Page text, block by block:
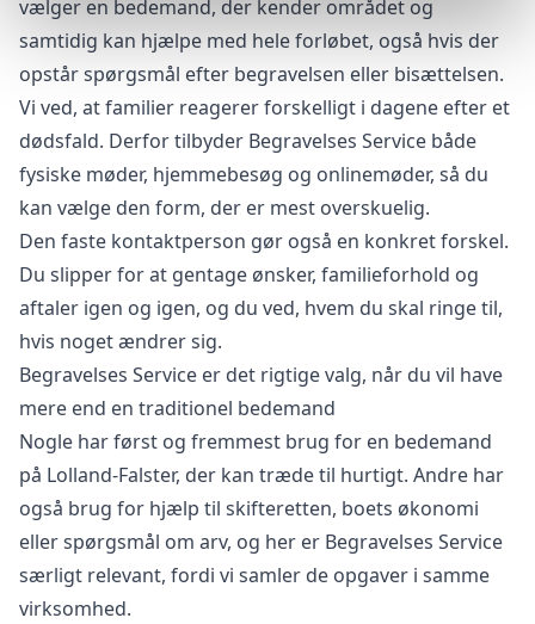
vælger en bedemand, der kender området og
samtidig kan hjælpe med hele forløbet, også hvis der
opstår spørgsmål efter begravelsen eller bisættelsen.
Vi ved, at familier reagerer forskelligt i dagene efter et
dødsfald. Derfor tilbyder Begravelses Service både
fysiske møder, hjemmebesøg og onlinemøder, så du
kan vælge den form, der er mest overskuelig.
Den faste kontaktperson gør også en konkret forskel.
Du slipper for at gentage ønsker, familieforhold og
aftaler igen og igen, og du ved, hvem du skal ringe til,
hvis noget ændrer sig.
Begravelses Service er det rigtige valg, når du vil have
mere end en traditionel bedemand
Nogle har først og fremmest brug for en bedemand
på Lolland-Falster, der kan træde til hurtigt. Andre har
også brug for hjælp til skifteretten, boets økonomi
eller spørgsmål om arv, og her er Begravelses Service
særligt relevant, fordi vi samler de opgaver i samme
virksomhed.